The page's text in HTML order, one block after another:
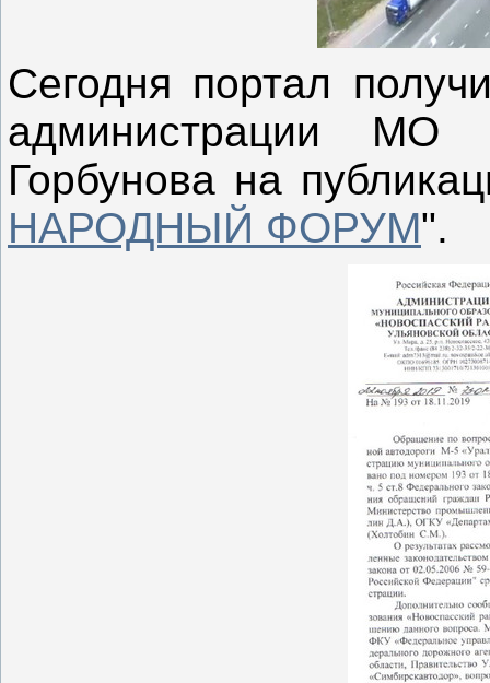
Сегодня портал
администрации МО
Горбунова на
НАРОДНЫЙ ФОРУМ".